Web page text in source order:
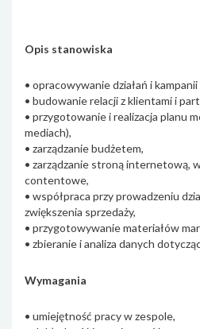
Opis stanowiska
• opracowywanie działań i
• budowanie relacji z klientami i
• przygotowanie i realizacja planu
mediach),
• zarządzanie budżetem,
• zarządzanie stroną internetową,
contentowe,
• współpraca przy prowadzeniu
zwiększenia sprzedaży,
• przygotowywanie materiałów
• zbieranie i analiza danych
Wymagania
• umiejętność pracy w zespole,